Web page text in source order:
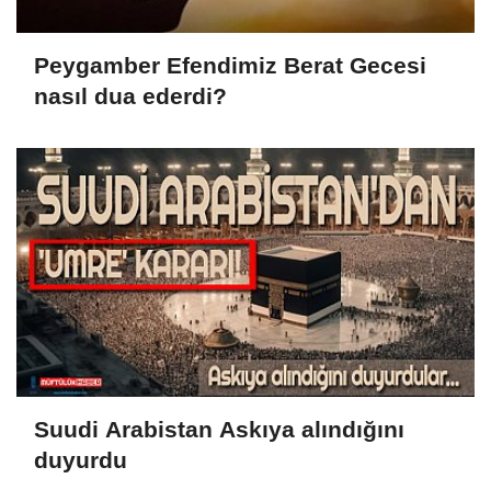
Peygamber Efendimiz Berat Gecesi
nasıl dua ederdi?
Suudi Arabistan Askıya alındığını
duyurdu